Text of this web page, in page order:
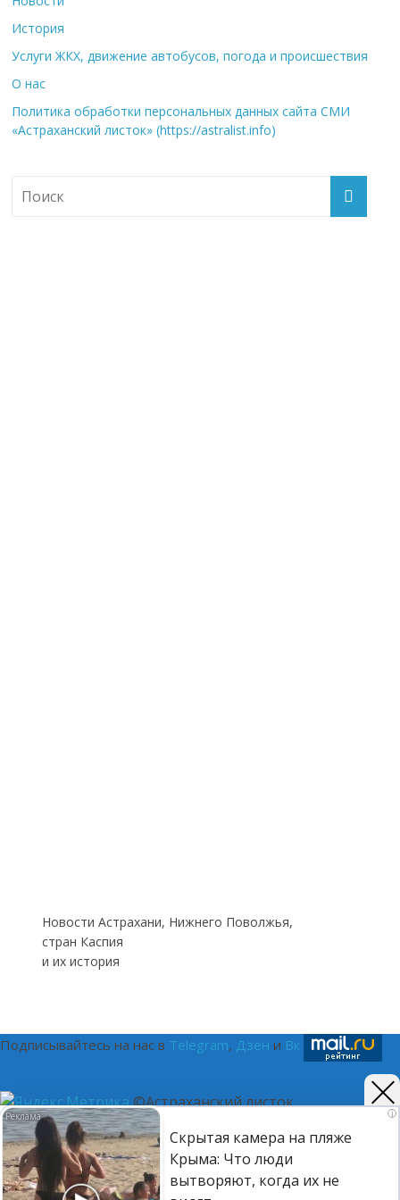
История
Услуги ЖКХ, движение автобусов, погода и происшествия
О нас
Политика обработки персональных данных сайта СМИ
«Астраханский листок» (https://astralist.info)
Новости Астрахани, Нижнего Поволжья,
стран Каспия
и их история
i
Скрытая камера на пляже
Крыма: Что люди
вытворяют, когда их не
Подписывайтесь на нас в Telegram, Дзен и Вк
©Астраханский листок.
(16+) Реестровая запись Роскомнадзора ЭЛ № ФС 77 - 75401
от 12.04.2019. Главный редактор Путилина Ирина
Васильевна. Тел. 8-937-120-9050, e-mail: